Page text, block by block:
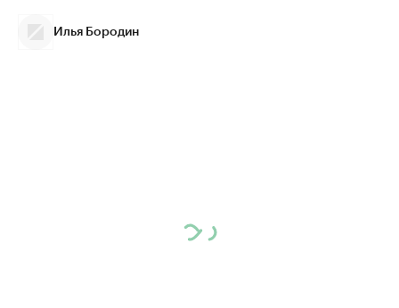
Илья Бородин